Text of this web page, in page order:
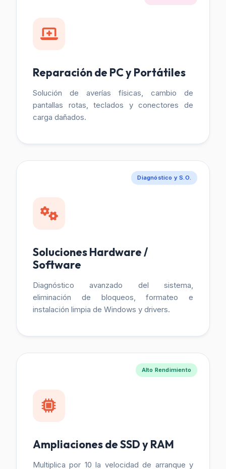
Reparación de PC y Portátiles
Solución de averías físicas, cambio de
pantallas rotas, teclados y conectores de
carga dañados.
Diagnóstico y S.O.
Soluciones Hardware /
Software
Diagnóstico avanzado del sistema,
eliminación de bloqueos, formateo e
instalación limpia de Windows y drivers.
Alto Rendimiento
Ampliaciones de SSD y RAM
Multiplica por 10 la velocidad de arranque y